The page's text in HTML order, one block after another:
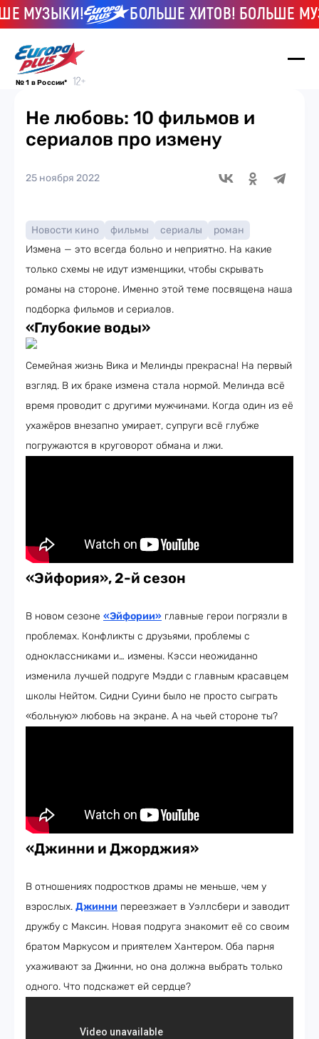
БОЛЬШЕ ХИТОВ! БОЛЬШЕ
№ 1 в России*
Не любовь: 10 фильмов и
сериалов про измену
25 ноября 2022
Новости кино фильмы сериалы
роман
Измена — это всегда больно и неприятно. На какие
только схемы не идут изменщики, чтобы скрывать
романы на стороне. Именно этой теме посвящена наша
подборка фильмов и сериалов.
«Глубокие воды»
Семейная жизнь Вика и Мелинды прекрасна! На первый
взгляд. В их браке измена стала нормой. Мелинда всё
время проводит с другими мужчинами. Когда один из её
ухажёров внезапно умирает, супруги всё глубже
погружаются в круговорот обмана и лжи.
«Эйфория», 2-й сезон
В новом сезоне «Эйфории» главные герои погрязли в
проблемах. Конфликты с друзьями, проблемы с
одноклассниками и… измены. Кэсси неожиданно
изменила лучшей подруге Мэдди с главным красавцем
школы Нейтом. Сидни Суини было не просто сыграть
«больную» любовь на экране. А на чьей стороне ты?
«Джинни и Джорджия»
В отношениях подростков драмы не меньше, чем у
взрослых. Джинни переезжает в Уэллсбери и заводит
дружбу с Максин. Новая подруга знакомит её со своим
братом Маркусом и приятелем Хантером. Оба парня
ухаживают за Джинни, но она должна выбрать только
одного. Что подскажет ей сердце?